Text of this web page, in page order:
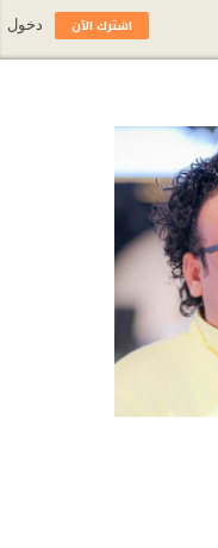
اشترك الآن دخول